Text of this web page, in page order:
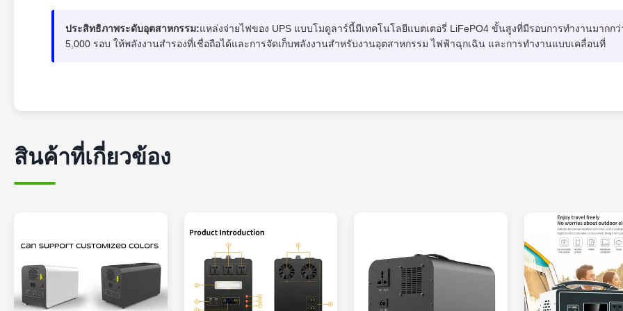
ประสิทธิภาพระดับอุตสาหกรรม:แหล่งจ่ายไฟของ UPS แบบโมดูลาร์นี้มีเทคโนโลยีแบตเตอรี่ LiFePO4 ขั้นสูงที่มีรอบการทำงานมากกว่
5,000 รอบ ให้พลังงานสำรองที่เชื่อถือได้และการจัดเก็บพลังงานสำหรับงานอุตสาหกรรม ไฟฟ้าฉุกเฉิน และการทำงานแบบเคลื่อนที่
สินค้าที่เกี่ยวข้อง